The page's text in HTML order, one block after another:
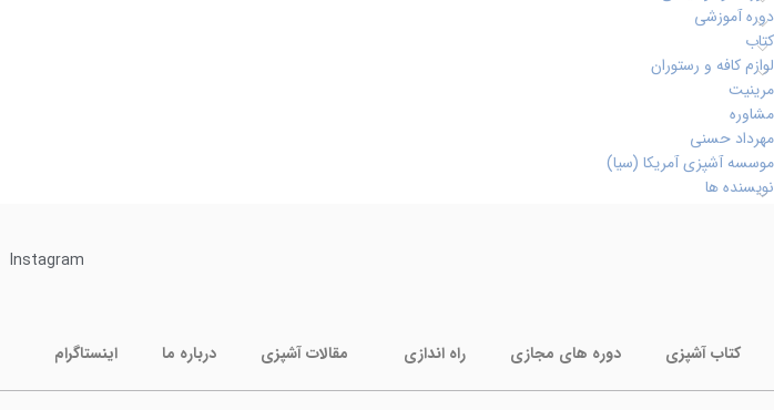
دوره آموزشی
کتاب
لوازم کافه و رستوران
مرینیت
مشاوره
مهرداد حسنی
موسسه آشپزی آمریکا (سیا)
نویسنده ها
Instagram
کتاب آشپزی دوره های مجازی راه اندازی مقالات آشپزی درباره ما اینستاگرام